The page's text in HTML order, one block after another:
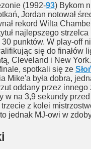
(1992-93) Bykom
Jordan notował
rekord Wilta
najlepszego
30 punktów. W play-off
się do finałów
Cleveland i New
spotkali się ze
Mike'a była dobra,
oddany przez innego
w na 3,9 sekundy
trzecie z kolei
jednak MJ-owi w